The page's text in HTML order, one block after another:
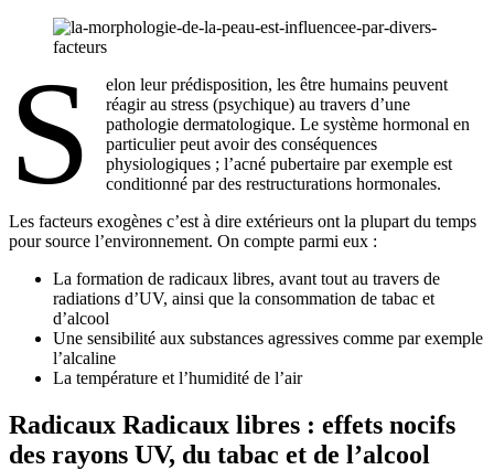
S
elon leur prédisposition, les être humains peuvent
réagir au stress (psychique) au travers d’une
pathologie dermatologique. Le système hormonal en
particulier peut avoir des conséquences
physiologiques ; l’acné pubertaire par exemple est
conditionné par des restructurations hormonales.
Les facteurs exogènes c’est à dire extérieurs ont la plupart du temps
pour source l’environnement. On compte parmi eux :
La formation de radicaux libres, avant tout au travers de
radiations d’UV, ainsi que la consommation de tabac et
d’alcool
Une sensibilité aux substances agressives comme par exemple
l’alcaline
La température et l’humidité de l’air
Radicaux Radicaux libres : effets nocifs
des rayons UV, du tabac et de l’alcool